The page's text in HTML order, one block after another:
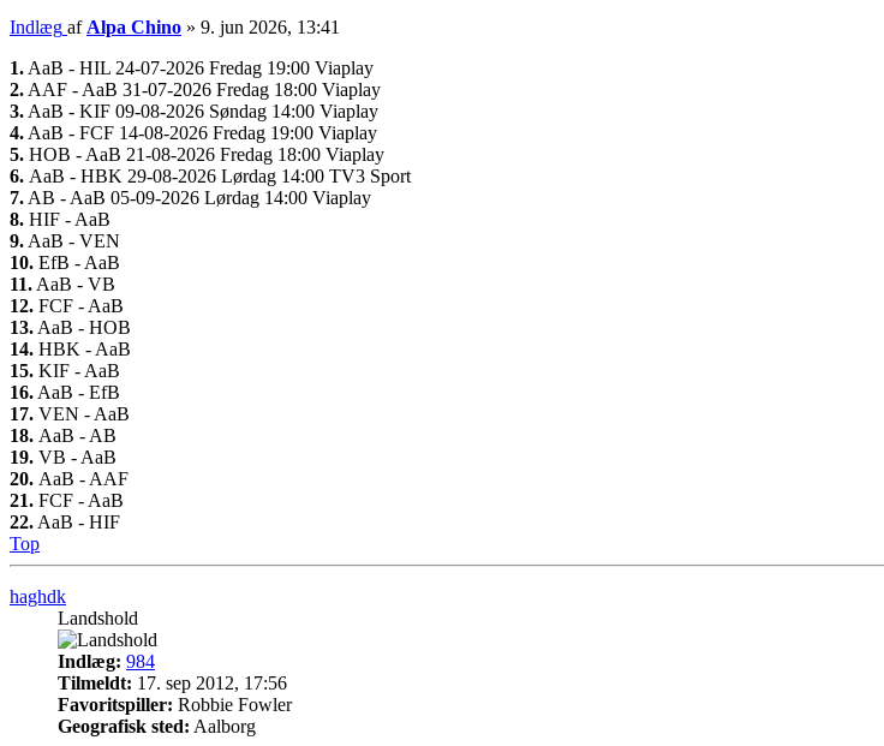
Indlæg af Alpa Chino » 9. jun 2026, 13:41
1. AaB - HIL 24-07-2026 Fredag 19:00 Viaplay
2. AAF - AaB 31-07-2026 Fredag 18:00 Viaplay
3. AaB - KIF 09-08-2026 Søndag 14:00 Viaplay
4. AaB - FCF 14-08-2026 Fredag 19:00 Viaplay
5. HOB - AaB 21-08-2026 Fredag 18:00 Viaplay
6. AaB - HBK 29-08-2026 Lørdag 14:00 TV3 Sport
7. AB - AaB 05-09-2026 Lørdag 14:00 Viaplay
8. HIF - AaB
9. AaB - VEN
10. EfB - AaB
11. AaB - VB
12. FCF - AaB
13. AaB - HOB
14. HBK - AaB
15. KIF - AaB
16. AaB - EfB
17. VEN - AaB
18. AaB - AB
19. VB - AaB
20. AaB - AAF
21. FCF - AaB
22. AaB - HIF
Top
haghdk
Landshold
Indlæg: 984
Tilmeldt: 17. sep 2012, 17:56
Favoritspiller: Robbie Fowler
Geografisk sted: Aalborg